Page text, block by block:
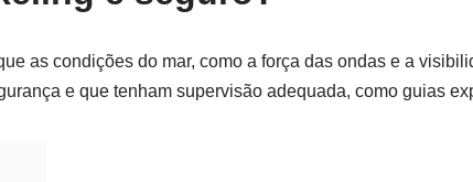
as condições do mar, como a força das ondas e a
e que tenham supervisão adequada, como guias